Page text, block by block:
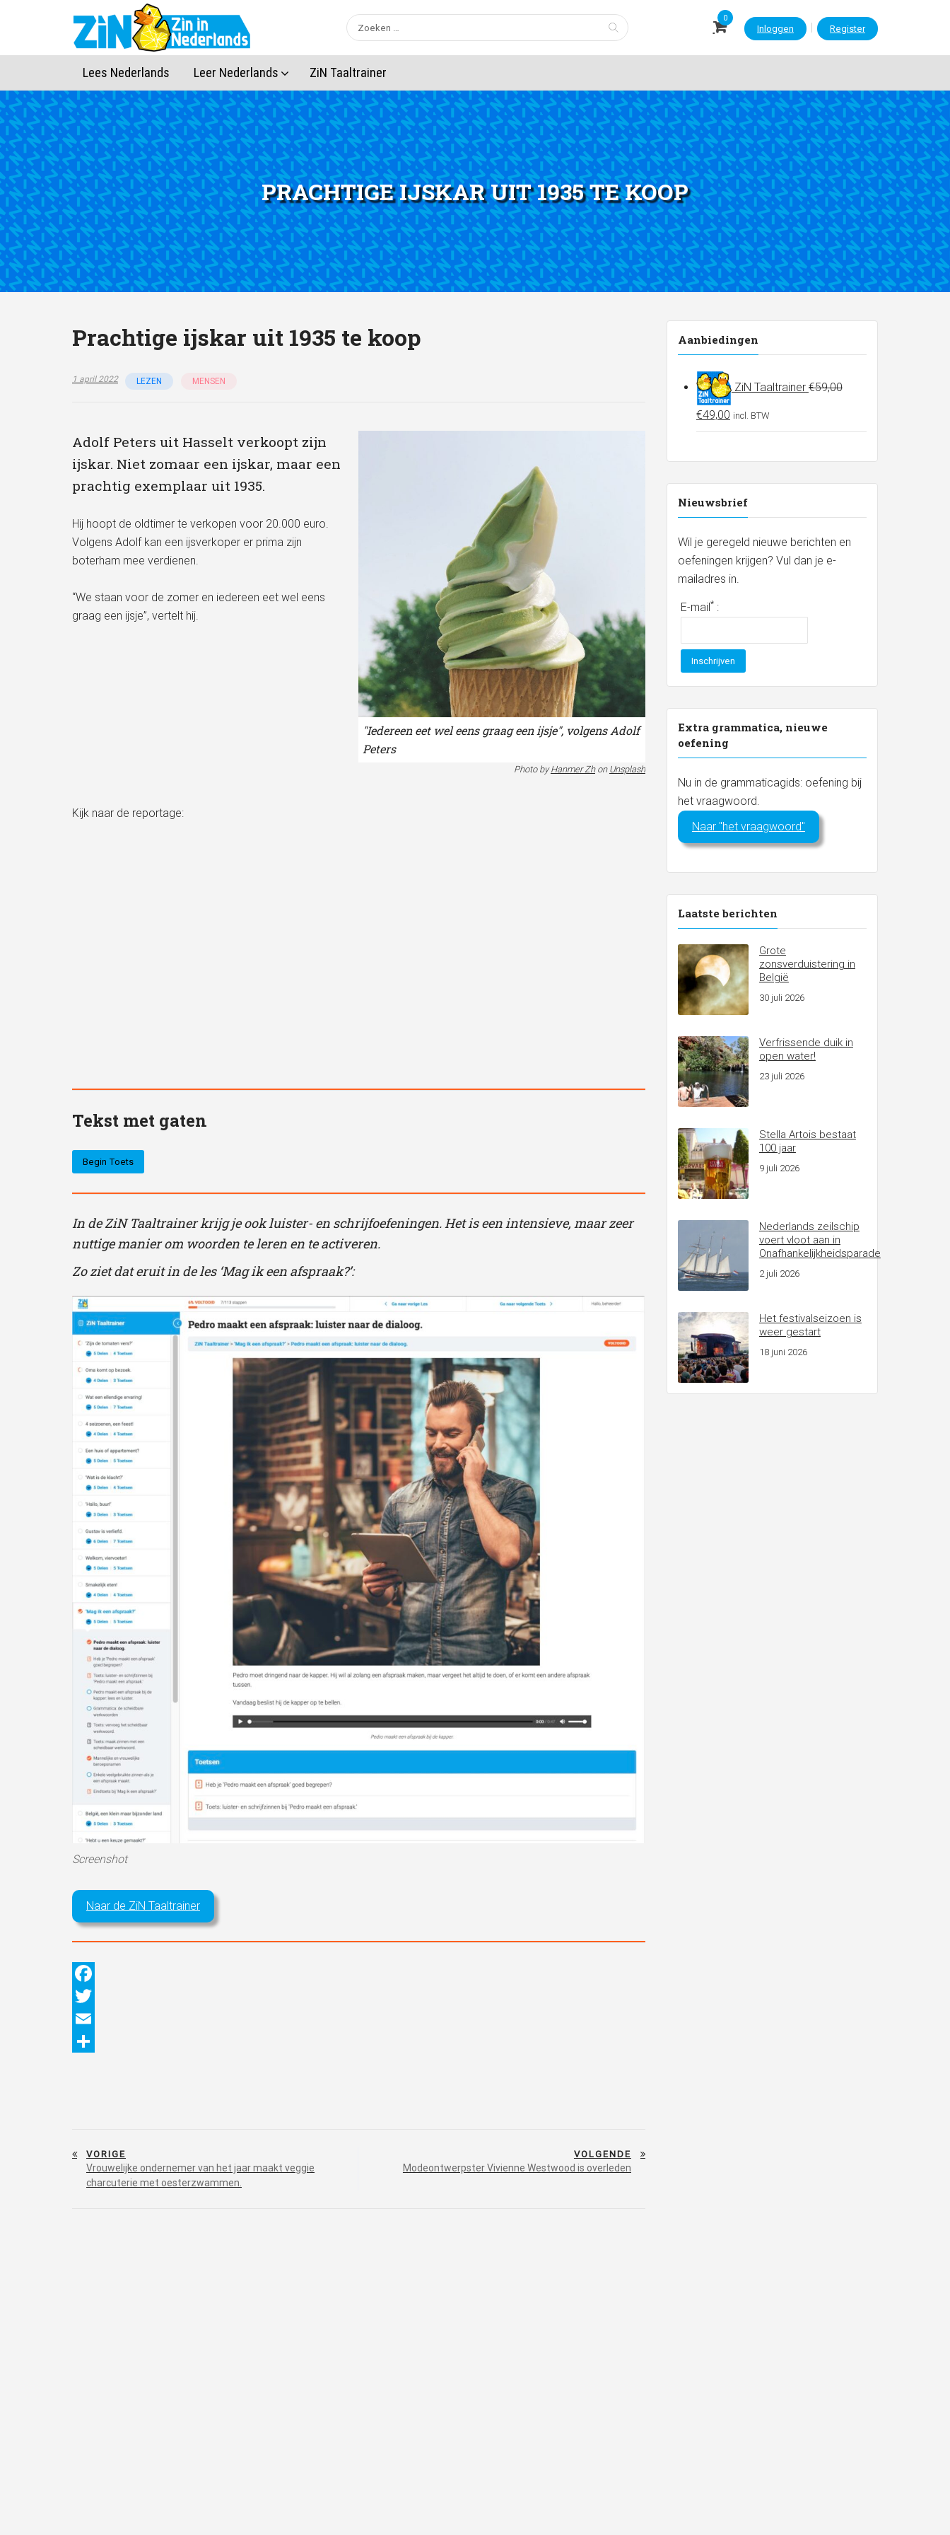
Zoeken
naar:
0
Inloggen | Register
Lees Nederlands Leer Nederlands ZiN Taaltrainer
PRACHTIGE IJSKAR UIT 1935 TE KOOP
Prachtige ijskar uit 1935 te koop
1 april 2022 LEZEN MENSEN
"Iedereen eet wel eens graag een ijsje", volgens Adolf
Peters
Photo byHanmer Zhon Unsplash
Adolf Peters uit Hasselt verkoopt zijn
ijskar. Niet zomaar een ijskar, maar een
prachtig exemplaar uit 1935.
Hij hoopt de oldtimer te verkopen voor 20.000 euro.
Volgens Adolf kan een ijsverkoper er prima zijn
boterham mee verdienen.
“We staan voor de zomer en iedereen eet wel eens
graag een ijsje”, vertelt hij.
Kijk naar de reportage:
Tekst met gaten
In de ZiN Taaltrainer krijg je ook luister- en schrijfoefeningen. Het is een intensieve, maar zeer
nuttige manier om woorden te leren en te activeren.
Zo ziet dat eruit in de les ‘Mag ik een afspraak?’:
Screenshot
Naar de ZiN Taaltrainer
Facebook
Twitter
Email
Bericht
navigatie
VORIGE
Vrouwelijke ondernemer van het jaar maakt veggie
charcuterie met oesterzwammen.
VOLGENDE
Modeontwerpster Vivienne Westwood is overleden
Aanbiedingen
ZiN Taaltrainer €59,00
Oorspronkelijke
prijs
€49,00Huidige
prijs
incl. BTW
Nieuwsbrief
Wil je geregeld nieuwe berichten en
oefeningen krijgen? Vul dan je e-
mailadres in.
E-mail*:
Extra grammatica, nieuwe
oefening
Nu in de grammaticagids: oefening bij
het vraagwoord.
Naar "het vraagwoord"
Laatste berichten
Grote
zonsverduistering in
België
30 juli 2026
Verfrissende duik in
open water!
23 juli 2026
Stella Artois bestaat
100 jaar
9 juli 2026
Nederlands zeilschip
voert vloot aan in
Onafhankelijkheidsparade
2 juli 2026
Het festivalseizoen is
weer gestart
18 juni 2026